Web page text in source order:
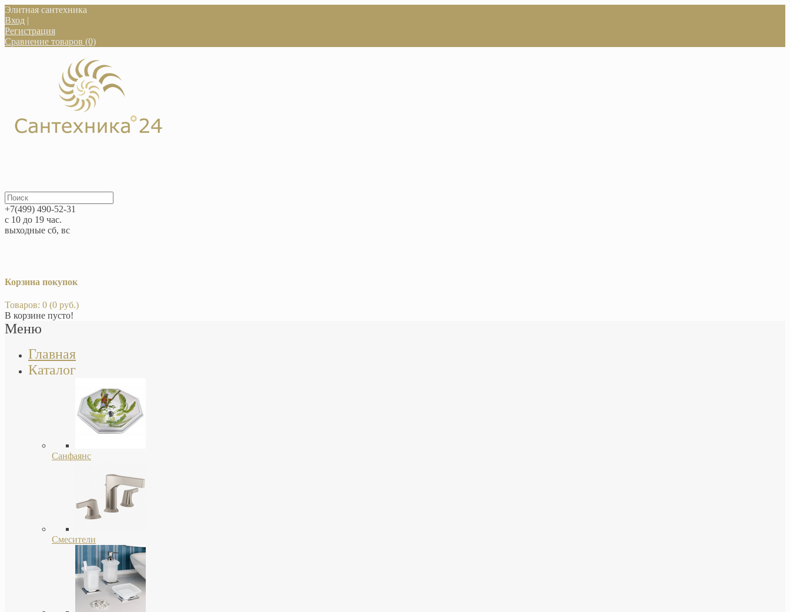
Элитная сантехника
Вход |
Регистрация
Сравнение товаров (0)
+7(499) 490-52-31
с 10 до 19 час.
выходные сб, вс
Корзина покупок
Товаров: 0 (0 руб.)
В корзине пусто!
Меню
Главная
Каталог
Санфаянс
Смесители